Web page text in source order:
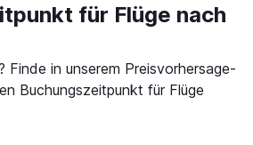
für Flüge nach
Finde in unserem Preisvorhersage-
Buchungszeitpunkt für Flüge